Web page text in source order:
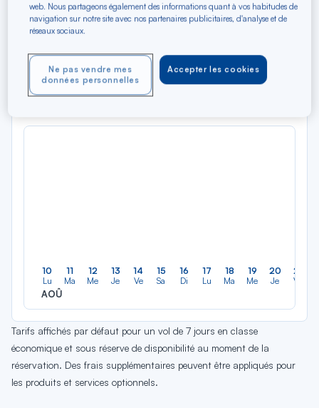
Précédent
AOÛ 2026
N/A*
Aller / Retour — Économique
10
Lu
AOÛ
11
Ma
12
Me
13
Je
14
Ve
15
Sa
16
Di
17
Lu
18
Ma
19
Me
20
Je
21
Ve
Tarifs affichés par défaut pour un vol de 7 jours en classe
économique et sous réserve de disponibilité au moment de la
réservation. Des frais supplémentaires peuvent être appliqués pour
les produits et services optionnels.
web. Nous partageons également des informations quant à vos habitudes de
navigation sur notre site avec nos partenaires publicitaires, d'analyse et de
réseaux sociaux.
Accepter les cookies
Ne pas vendre mes
données personnelles